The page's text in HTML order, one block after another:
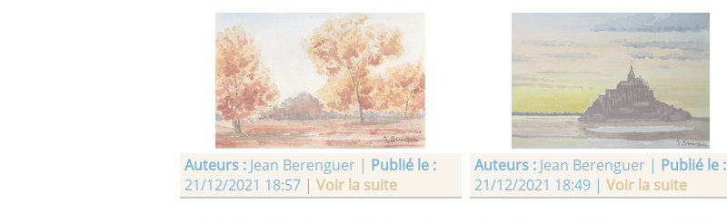
Auteurs :Jean Berenguer | Publié le :
21/12/2021 18:57 | Voir la suite
Auteurs : Jean Berenguer | Publié le :
21/12/2021 18:49 |Voir la suite